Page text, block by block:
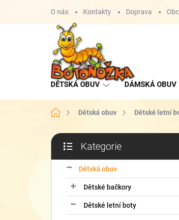
O nás Kontakty Doprava
DĚTSKÁ OBUV DÁMSKÁ OBUV
Domů Dětská obuv Dětské letní
P
s
kategorie
Kategorie
Dětská obuv
Dětské bačkory
Dětské letní boty